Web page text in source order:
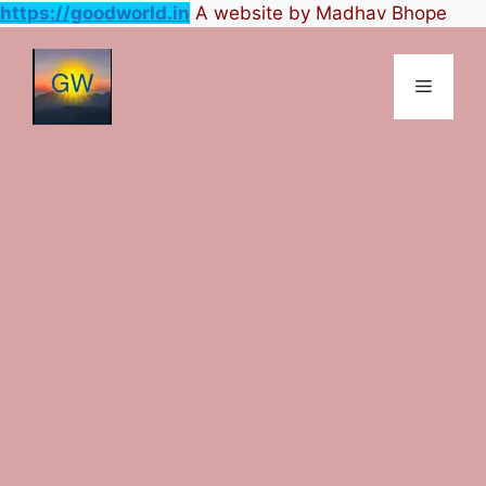
https://goodworld.in A website by Madhav Bhope